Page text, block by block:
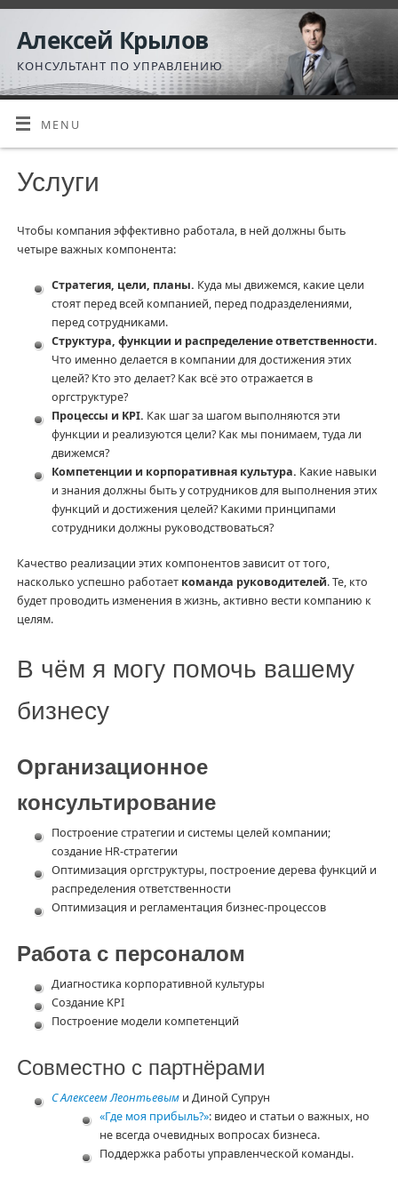
Алексей Крылов
КОНСУЛЬТАНТ ПО УПРАВЛЕНИЮ
MENU
Услуги
Чтобы компания эффективно работала, в ней должны быть
четыре важных компонента:
Стратегия, цели, планы. Куда мы движемся, какие цели
стоят перед всей компанией, перед подразделениями,
перед сотрудниками.
Структура, функции и распределение ответственности.
Что именно делается в компании для достижения этих
целей? Кто это делает? Как всё это отражается в
оргструктуре?
Процессы и KPI. Как шаг за шагом выполняются эти
функции и реализуются цели? Как мы понимаем, туда ли
движемся?
Компетенции и корпоративная культура. Какие навыки
и знания должны быть у сотрудников для выполнения этих
функций и достижения целей? Какими принципами
сотрудники должны руководствоваться?
Качество реализации этих компонентов зависит от того,
насколько успешно работает команда руководителей. Те, кто
будет проводить изменения в жизнь, активно вести компанию к
целям.
В чём я могу помочь вашему
бизнесу
Организационное
консультирование
Построение стратегии и системы целей компании;
создание HR-стратегии
Оптимизация оргструктуры, построение дерева функций и
распределения ответственности
Оптимизация и регламентация бизнес-процессов
Работа с персоналом
Диагностика корпоративной культуры
Создание KPI
Построение модели компетенций
Совместно с партнёрами
С Алексеем Леонтьевыми Диной Супрун
«Где моя прибыль?»: видео и статьи о важных, но
не всегда очевидных вопросах бизнеса.
Поддержка работы управленческой команды.